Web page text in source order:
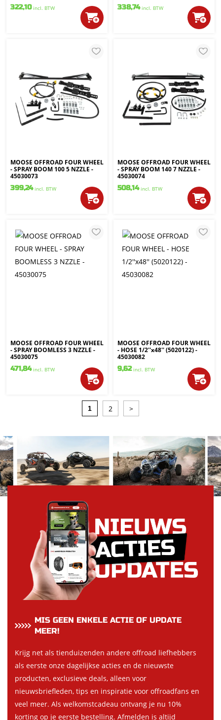
322,10 incl. BTW
338,74 incl. BTW
MOOSE OFFROAD FOUR WHEEL
- SPRAY BOOM 100 5 NZZLE -
45030073
399,24 incl. BTW
MOOSE OFFROAD FOUR WHEEL
- SPRAY BOOM 140 7 NZZLE -
45030074
508,14 incl. BTW
MOOSE OFFROAD FOUR WHEEL
- SPRAY BOOMLESS 3 NZZLE -
45030075
471,84 incl. BTW
MOOSE OFFROAD FOUR WHEEL
- HOSE 1/2''x48'' (5020122) -
45030082
9,62 incl. BTW
1 2 >
MIS GEEN ENKELE ACTIE OF UPDATE
MEER!
Krijg net als tienduizenden andere offroad liefhebbers
als eerste onze dagelijkse acties en de nieuwste
producten, exclusieve deals, alleen voor
nieuwsbriefleden, tips en inspiratie voor offroadfans en
veel meer. Als welkomstcadeau ontvang je nu 10%
korting op je eerste bestelling. Afmelden is altijd